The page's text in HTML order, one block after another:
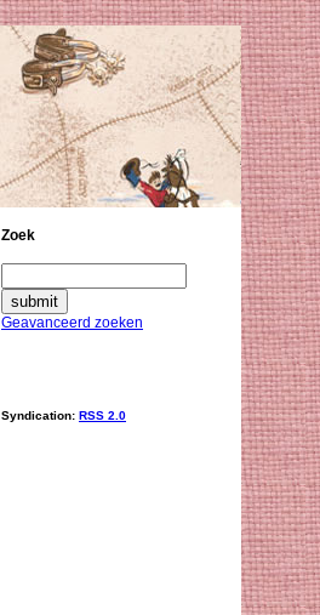
Zoek
Geavanceerd zoeken
Syndication: RSS 2.0